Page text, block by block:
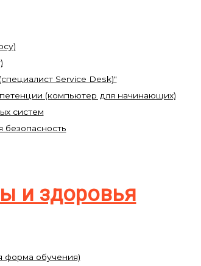
Service Desk)"
(компьютер для начинающих)
систем
и здоровья
форма обучения)